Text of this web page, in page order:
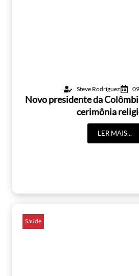
Steve Rodríguez
Novo presidente da
cerimônia
LER MAIS...
Saúde